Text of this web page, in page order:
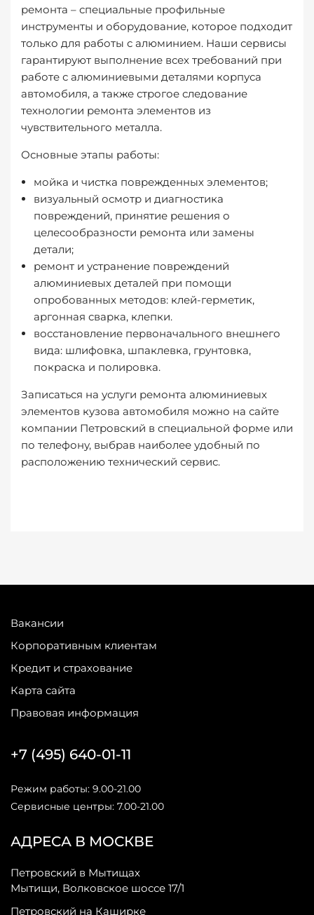
ремонта – специальные профильные
инструменты и оборудование, которое подходит
только для работы с алюминием. Наши сервисы
гарантируют выполнение всех требований при
работе с алюминиевыми деталями корпуса
автомобиля, а также строгое следование
технологии ремонта элементов из
чувствительного металла.
Основные этапы работы:
мойка и чистка поврежденных элементов;
визуальный осмотр и диагностика
повреждений, принятие решения о
целесообразности ремонта или замены
детали;
ремонт и устранение повреждений
алюминиевых деталей при помощи
опробованных методов: клей-герметик,
аргонная сварка, клепки.
восстановление первоначального внешнего
вида: шлифовка, шпаклевка, грунтовка,
покраска и полировка.
Записаться на услуги ремонта алюминиевых
элементов кузова автомобиля можно на сайте
компании Петровский в специальной форме или
по телефону, выбрав наиболее удобный по
расположению технический сервис.
Вакансии
Корпоративным клиентам
Кредит и страхование
Карта сайта
Правовая информация
АДРЕСА В МОСКВЕ
Петровский в Мытищах
Мытищи, Волковское шоссе 17/1
Петровский на Каширке
+7 (495) 640-01-11
Режим работы: 9.00-21.00
Сервисные центры: 7.00-21.00